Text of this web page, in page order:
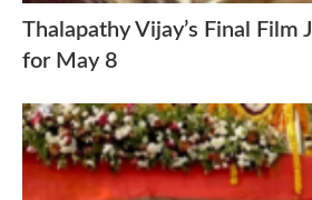
Thalapathy Vijay’s Final Film
for May 8